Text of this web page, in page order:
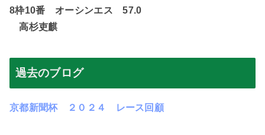
8枠10番 オーシンエス57.0
高杉吏麒
過去のブログ
京都新聞杯 ２０２４ レース回顧